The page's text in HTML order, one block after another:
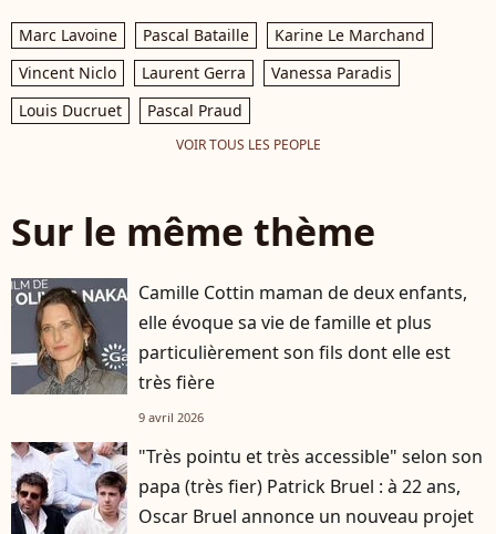
Marc Lavoine Pascal Bataille
Karine Le Marchand
Vincent Niclo
Laurent Gerra
Vanessa Paradis
Louis Ducruet
Pascal Praud
VOIR TOUS LES PEOPLE
Sur le même thème
Camille Cottin maman de deux enfants,
elle évoque sa vie de famille et plus
particulièrement son fils dont elle est
très fière
9 avril 2026
"Très pointu et très accessible" selon son
papa (très fier) Patrick Bruel : à 22 ans,
Oscar Bruel annonce un nouveau projet